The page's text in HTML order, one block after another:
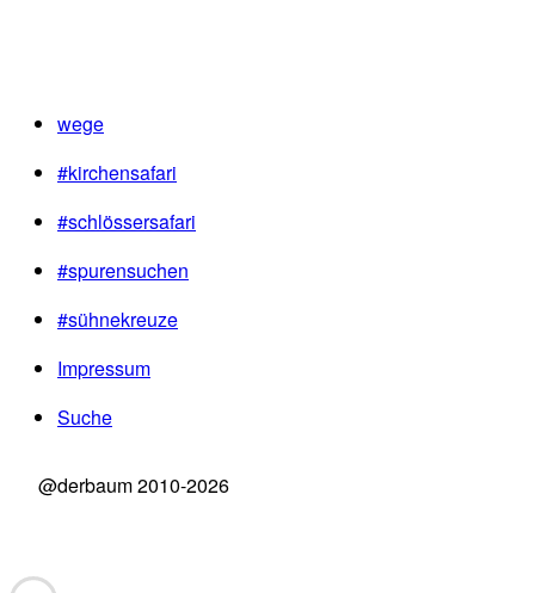
wege
#kirchensafari
#schlössersafari
#spurensuchen
#sühnekreuze
Impressum
Suche
@derbaum 2010-2026